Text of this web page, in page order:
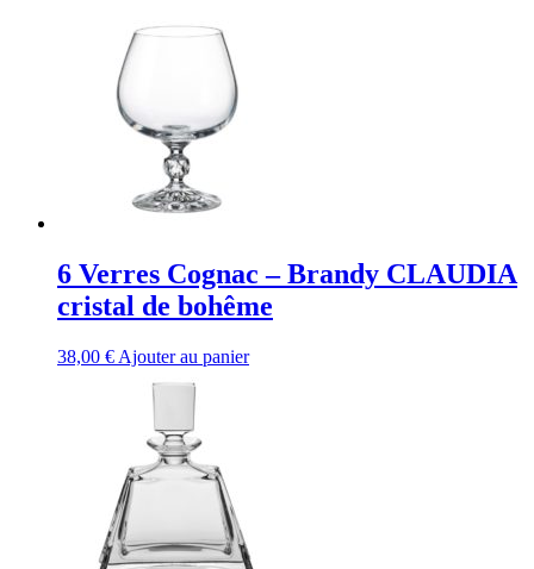
6 Verres Cognac – Brandy CLAUDIA
cristal de bohême
38,00 € Ajouter au panier